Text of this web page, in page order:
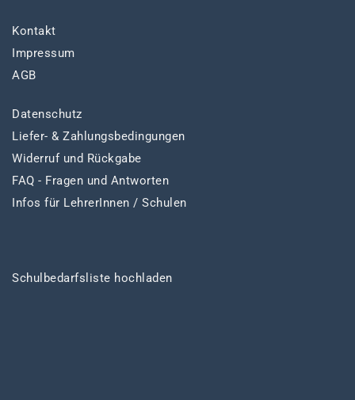
Kontakt
Impressum
AGB
Datenschutz
Liefer- & Zahlungsbedingungen
Widerruf und Rückgabe
FAQ - Fragen und Antworten
Infos für LehrerInnen / Schulen
Schulbedarfsliste hochladen